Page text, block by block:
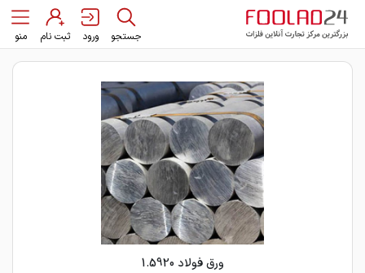
جستجو ورود ثبت نام منو
ورق فولاد 1.5920